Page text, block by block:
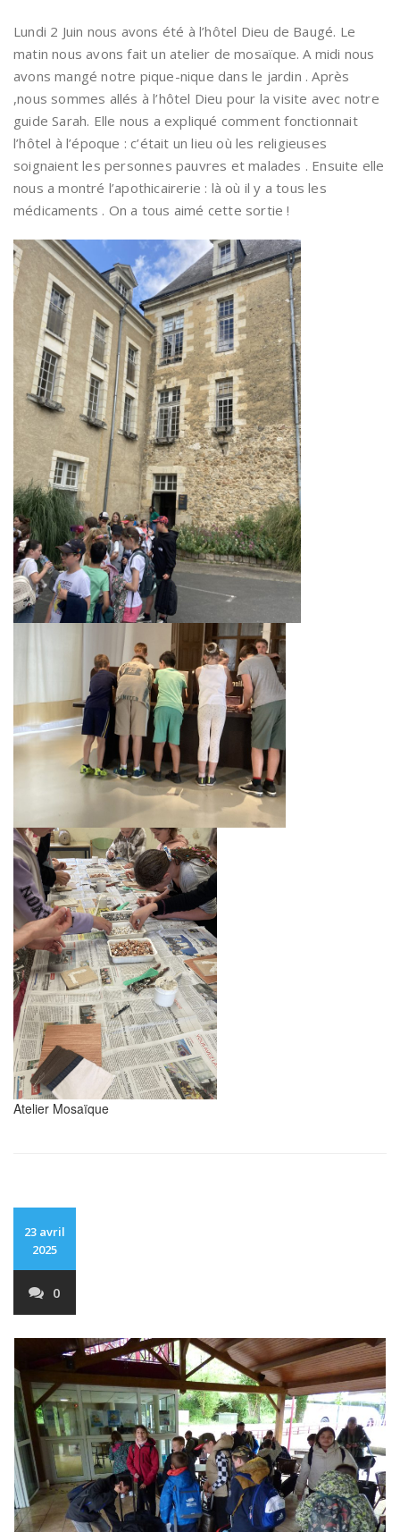
Lundi 2 Juin nous avons été à l’hôtel Dieu de Baugé. Le
matin nous avons fait un atelier de mosaïque. A midi nous
avons mangé notre pique-nique dans le jardin . Après
,nous sommes allés à l’hôtel Dieu pour la visite avec notre
guide Sarah. Elle nous a expliqué comment fonctionnait
l’hôtel à l’époque : c’était un lieu où les religieuses
soignaient les personnes pauvres et malades . Ensuite elle
nous a montré l’apothicairerie : là où il y a tous les
médicaments . On a tous aimé cette sortie !
Atelier Mosaïque
23 avril
2025
0